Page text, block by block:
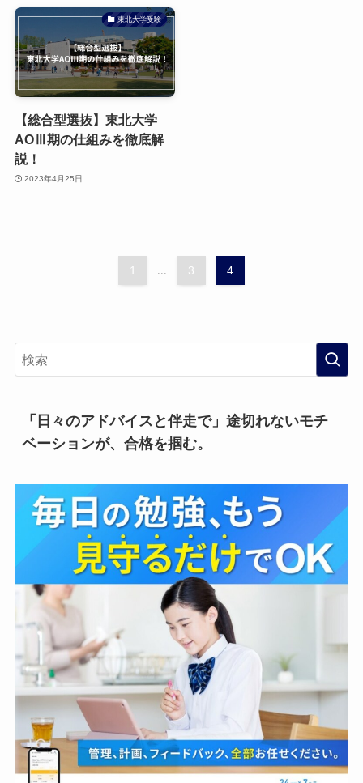
東北大学受験
【総合型選抜】東北大学
AOⅢ期の仕組みを徹底解
説！
2023年4月25日
1 ... 3 4
「日々のアドバイスと伴走で」途切れないモチ
ベーションが、合格を掴む。